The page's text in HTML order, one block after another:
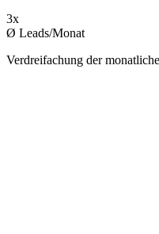
3x
Ø Leads/Monat
Verdreifachung der